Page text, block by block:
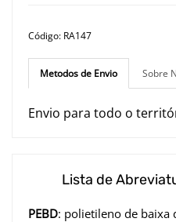
Código: RA147
Metodos de Envio Sobre
Envio para todo o
Lista de
PEBD: polietileno de baixa